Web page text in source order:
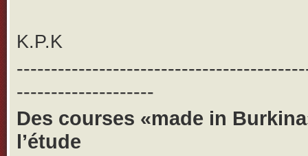
K.P.K
--------------------
Des courses «made in
l’étude